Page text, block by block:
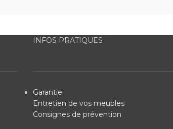
INFOS PRATIQUES
Garantie
Entretien de vos meubles
Consignes de prévention